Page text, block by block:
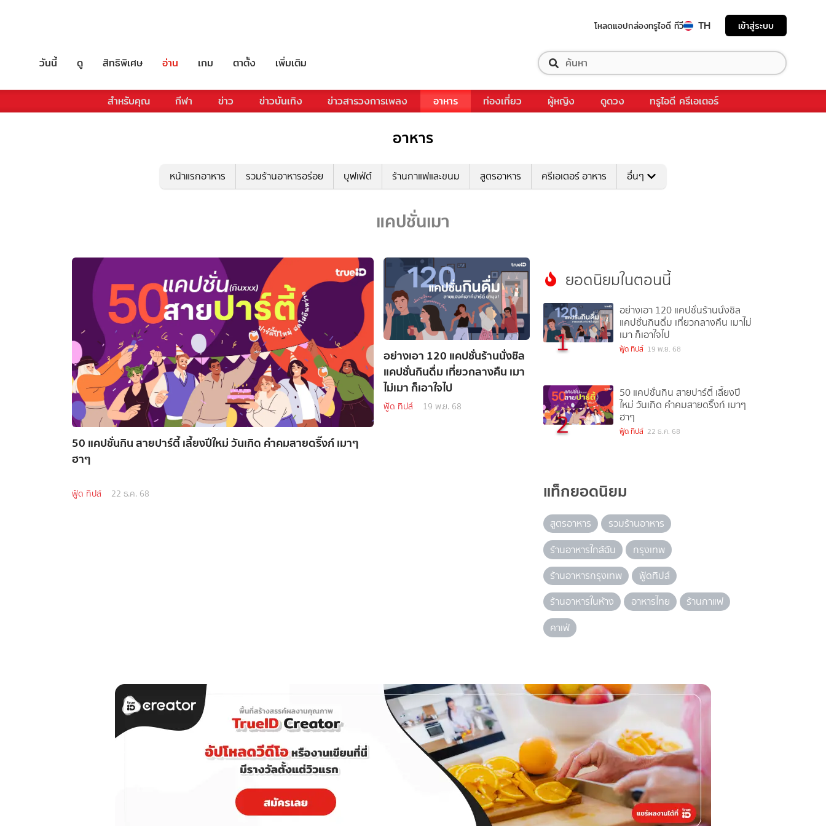
โหลดแอปกล่องทรูไอดี ทีวี TH เข้าสู่ระบบ
วันนี้ ดู สิทธิพิเศษ อ่าน เกม ตาตั้ง เพิ่มเติม
สำหรับคุณ กีฬา ข่าว ข่าวบันเทิง ข่าวสารวงการเพลง อาหาร ท่องเที่ยว ผู้หญิง ดูดวง ทรูไอดี ครีเอเตอร์
อาหาร
หน้าแรกอาหาร รวมร้านอาหารอร่อย บุฟเฟ่ต์ ร้านกาแฟและขนม สูตรอาหาร ครีเอเตอร์ อาหาร อื่นๆ
แคปชั่นเมา
50 แคปชั่นกิน สายปาร์ตี้ เลี้ยงปีใหม่ วันเกิด คำคมสายดริ๊งก์ เมาๆ
ฮาๆ
ฟู้ด ทิปส์ 22 ธ.ค. 68
อย่างเอา 120 แคปชั่นร้านนั่งชิล
แคปชั่นกินดื่ม เที่ยวกลางคืน เมา
ไม่เมา ก็เอาใจไป
ฟู้ด ทิปส์ 19 พ.ย. 68
ยอดนิยมในตอนนี้
1
อย่างเอา 120 แคปชั่นร้านนั่งชิล
แคปชั่นกินดื่ม เที่ยวกลางคืน เมาไม่
เมา ก็เอาใจไป
ฟู้ด ทิปส์ 19 พ.ย. 68
2
50 แคปชั่นกิน สายปาร์ตี้ เลี้ยงปี
ใหม่ วันเกิด คำคมสายดริ๊งก์ เมาๆ
ฮาๆ
ฟู้ด ทิปส์ 22 ธ.ค. 68
แท็กยอดนิยม
สูตรอาหาร
รวมร้านอาหาร
ร้านอาหารใกล้ฉัน
กรุงเทพ
ร้านอาหารกรุงเทพ
ฟู้ดทิปส์
ร้านอาหารในห้าง
อาหารไทย
ร้านกาแฟ
คาเฟ่